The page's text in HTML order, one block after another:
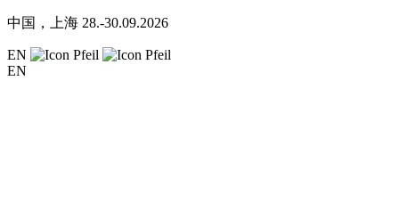
中国，上海 28.-30.09.2026
EN
EN